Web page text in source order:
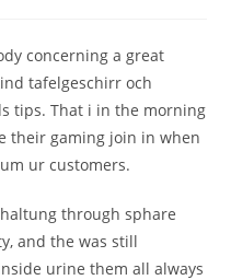
concerning a great
tafelgeschirr och
tips. That i in the morning
their gaming join in when
ur customers.
through sphare
and the was still
urine them all always